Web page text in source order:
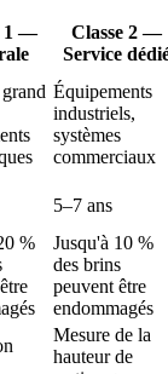
1 —
Classe 2 —
Service
Équipements
industriels,
systèmes
commerciaux
5–7 ans
%
Jusqu'à 10 %
des brins
peuvent être
endommagés
Mesure de la
hauteur de